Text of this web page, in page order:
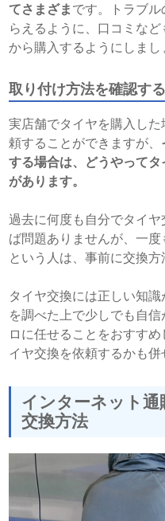
てさまざま です。トラブ
らえるように、口コミな
から購入するようにしまし
取り付け方法を確認する
実店舗でタイヤを購入し
頼することができますが、
する場合は、どうやって
があります。
過去に何度も自分でタイ
ば問題ありませんが、一
という人は、事前に交換方
タイヤ交換には正しい知
を調べた上で少しでも自
ロに任せることをおすす
イヤ交換を依頼するかも併
インターネット
交換方法